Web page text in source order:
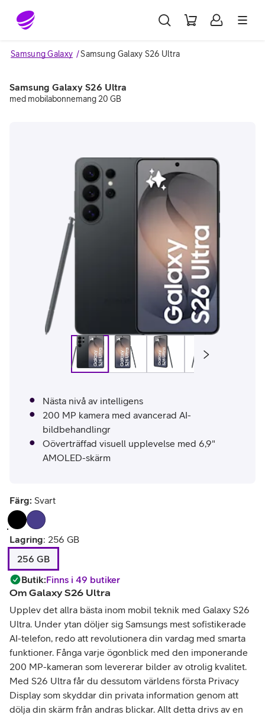
Gå till sidans innehåll
Samsung Galaxy Samsung Galaxy S26 Ultra
Samsung Galaxy S26 Ultra
med mobilabonnemang 20 GB
Image 1 of 10
Nästa nivå av intelligens
200 MP kamera med avancerad AI-
bildbehandlingr
Oöverträffad visuell upplevelse med 6,9"
AMOLED-skärm
Färg: Svart
Lagring: 256 GB
256 GB
Butik:Finns i 49 butiker
Om Galaxy S26 Ultra
Upplev det allra bästa inom mobil teknik med Galaxy S26
Ultra. Under ytan döljer sig Samsungs mest sofistikerade
AI-telefon, redo att revolutionera din vardag med smarta
funktioner. Fånga varje ögonblick med den imponerande
200 MP-kameran som levererar bilder av otrolig kvalitet.
Med S26 Ultra får du dessutom världens första Privacy
Display som skyddar din privata information genom att
dölja din skärm från andras blickar. Allt detta drivs av en